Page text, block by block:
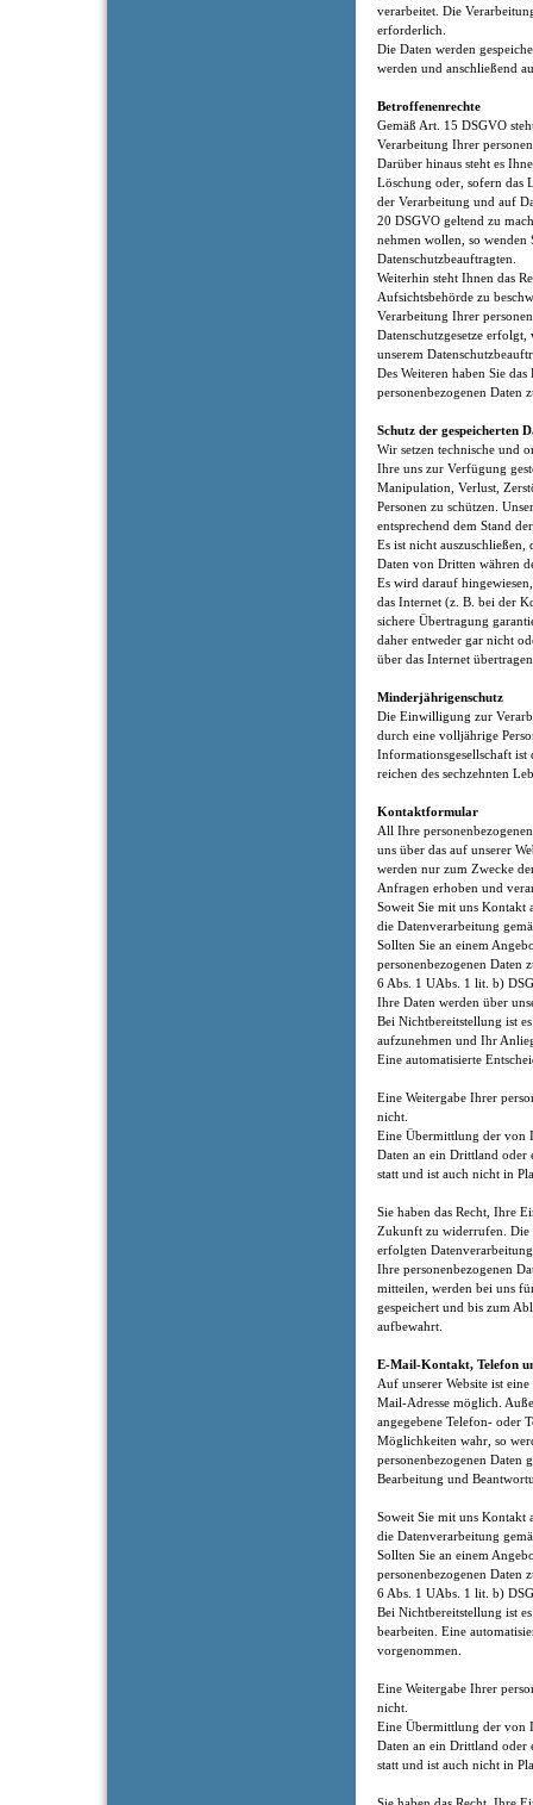
verarbeitet. Die
erforderlich.
Die Daten werden
werden und anschließend
Betroffenenrechte
Gemäß Art. 15 DSGVO
Verarbeitung Ihrer
Darüber hinaus steht es
Löschung oder, sofern das
der Verarbeitung und auf
20 DSGVO geltend zu
nehmen wollen, so wenden
Datenschutzbeauftragten.
Weiterhin steht Ihnen das
Aufsichtsbehörde zu
Verarbeitung Ihrer
Datenschutzgesetze
unserem
Des Weiteren haben Sie
personenbezogenen Daten
Schutz der gespeicherten
Wir setzen technische und
Ihre uns zur Verfügung
Manipulation, Verlust,
Personen zu schützen.
entsprechend dem Stand
Es ist nicht auszuschließen,
Daten von Dritten währen
Es wird darauf
das Internet (z. B. bei der
sichere Übertragung
daher entweder gar nicht
über das Internet
Minderjährigenschutz
Die Einwilligung zur
durch eine volljährige
Informationsgesellschaft
reichen des sechzehnten
Kontaktformular
All Ihre
uns über das auf unserer
werden nur zum Zwecke
Anfragen erhoben und
Soweit Sie mit uns
die Datenverarbeitung
Sollten Sie an einem
personenbezogenen Daten
6 Abs. 1 UAbs. 1 lit. b)
Ihre Daten werden über
Bei Nichtbereitstellung ist
aufzunehmen und Ihr
Eine automatisierte
Eine Weitergabe Ihrer
nicht.
Eine Übermittlung der von
Daten an ein Drittland oder
statt und ist auch nicht in
Sie haben das Recht, Ihre
Zukunft zu widerrufen. Die
erfolgten
Ihre personenbezogenen
mitteilen, werden bei uns
gespeichert und bis zum
aufbewahrt.
E-Mail-Kontakt, Telefon
Auf unserer Website ist
Mail-Adresse möglich.
angegebene Telefon- oder
Möglichkeiten wahr, so
personenbezogenen Daten
Bearbeitung und
Soweit Sie mit uns
die Datenverarbeitung
Sollten Sie an einem
personenbezogenen Daten
6 Abs. 1 UAbs. 1 lit. b)
Bei Nichtbereitstellung ist
bearbeiten. Eine
vorgenommen.
Eine Weitergabe Ihrer
nicht.
Eine Übermittlung der von
Daten an ein Drittland oder
statt und ist auch nicht in